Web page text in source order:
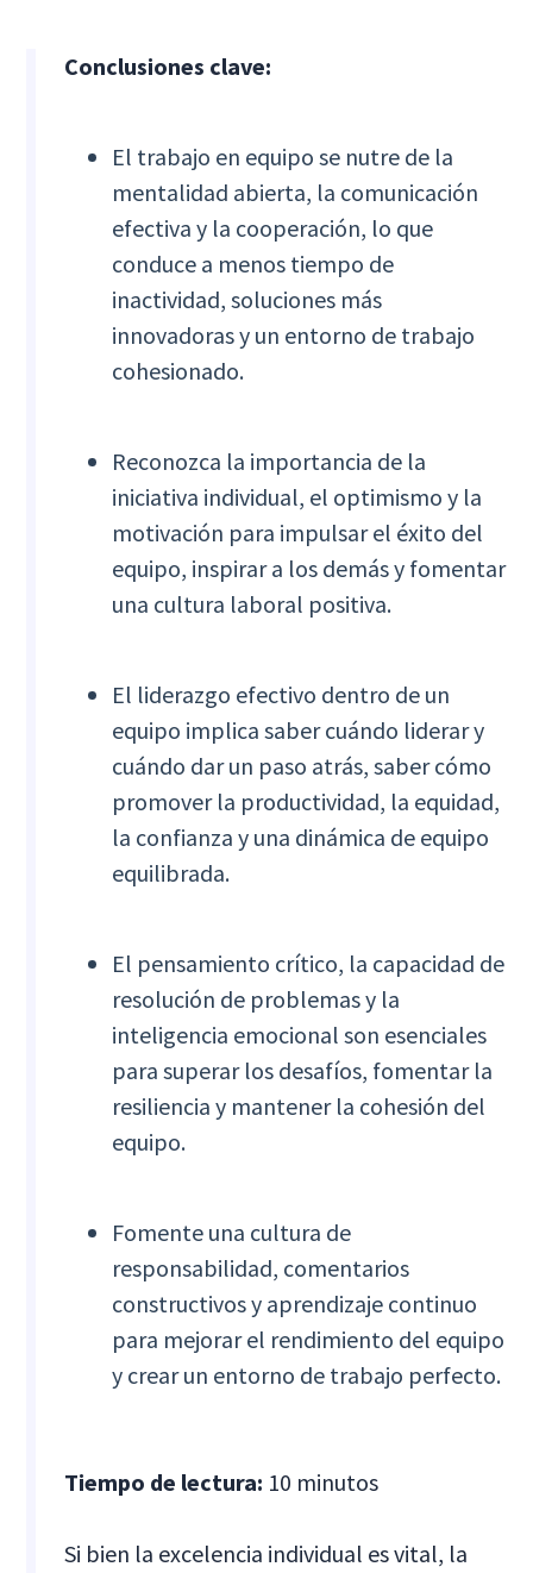
Conclusiones clave:
El trabajo en equipo se nutre de la
mentalidad abierta, la comunicación
efectiva y la cooperación, lo que
conduce a menos tiempo de
inactividad, soluciones más
innovadoras y un entorno de trabajo
cohesionado.
Reconozca la importancia de la
iniciativa individual, el optimismo y la
motivación para impulsar el éxito del
equipo, inspirar a los demás y fomentar
una cultura laboral positiva.
El liderazgo efectivo dentro de un
equipo implica saber cuándo liderar y
cuándo dar un paso atrás, saber cómo
promover la productividad, la equidad,
la confianza y una dinámica de equipo
equilibrada.
El pensamiento crítico, la capacidad de
resolución de problemas y la
inteligencia emocional son esenciales
para superar los desafíos, fomentar la
resiliencia y mantener la cohesión del
equipo.
Fomente una cultura de
responsabilidad, comentarios
constructivos y aprendizaje continuo
para mejorar el rendimiento del equipo
y crear un entorno de trabajo perfecto.
Tiempo de lectura: 10 minutos
Si bien la excelencia individual es vital, la